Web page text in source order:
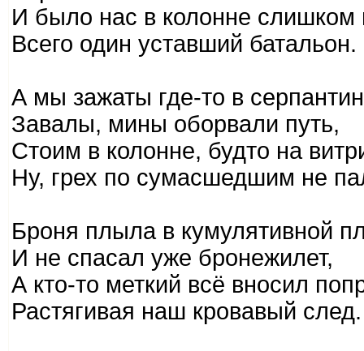
И было нас в колонне слишком
Всего один уставший батальон.
А мы зажаты где-то в
Завалы, мины оборвали путь,
Стоим в колонне, будто на
Ну, грех по сумасшедшим не
Броня плыла в кумулятивной
И не спасал уже бронежилет,
А кто-то меткий всё вносил
Растягивая наш кровавый след.